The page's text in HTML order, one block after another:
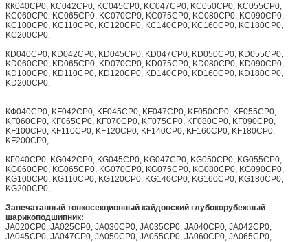
КК040CP0, KC042CP0, KC045CP0, KC047CP0, KC050CP0, KC055CP0,
KC060CP0, KC065CP0, KC070CP0, KC075CP0, KC080CP0, KC090CP0,
KC100CP0, KC110CP0, KC120CP0, KC140CP0, KC160CP0, KC180CP0,
KC200CP0,
КD040CP0, KD042CP0, KD045CP0, KD047CP0, KD050CP0, KD055CP0,
KD060CP0, KD065CP0, KD070CP0, KD075CP0, KD080CP0, KD090CP0,
KD100CP0, KD110CP0, KD120CP0, KD140CP0, KD160CP0, KD180CP0,
KD200CP0,
КФ040CP0, KF042CP0, KF045CP0, KF047CP0, KF050CP0, KF055CP0,
KF060CP0, KF065CP0, KF070CP0, KF075CP0, KF080CP0, KF090CP0,
KF100CP0, KF110CP0, KF120CP0, KF140CP0, KF160CP0, KF180CP0,
KF200CP0,
КГ040CP0, KG042CP0, KG045CP0, KG047CP0, KG050CP0, KG055CP0,
KG060CP0, KG065CP0, KG070CP0, KG075CP0, KG080CP0, KG090CP0,
KG100CP0, KG110CP0, KG120CP0, KG140CP0, KG160CP0, KG180CP0,
KG200CP0,
Запечатанный тонкосекционный кайдонский глубокорубежный
шарикоподшипник:
JA020CP0, JA025CP0, JA030CP0, JA035CP0, JA040CP0, JA042CP0,
JA045CP0, JA047CP0, JA050CP0, JA055CP0, JA060CP0, JA065CP0,